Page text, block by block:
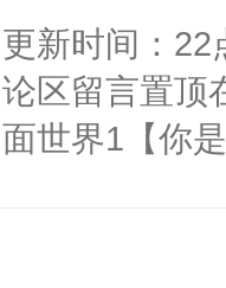
嘴硬心软、宠
他才发现：他
氓，本体是全
来想逗逗人类
更新时间：22
论区留言置顶
面世界1【你